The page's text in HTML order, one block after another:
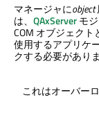
マネージャにobject
は、 QAxServerモ
COM オブジェク
使用するアプリケ
クする必要がありま
これはオーバー